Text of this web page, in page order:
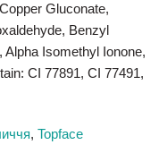
Gluconate,
Benzyl
Isomethyl Ionone,
CI 77891, CI 77491,
, Topface